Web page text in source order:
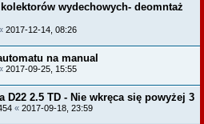
wydechowych- deomntaż
2017-12-14, 08:26
na manual
2017-09-25, 15:55
D22 2.5 TD - Nie wkręca się powyżej 3
« 2017-09-18, 23:59